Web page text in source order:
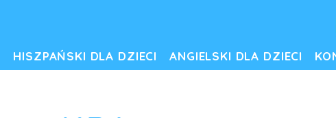
HISZPAŃSKI DLA DZIECI ANGIELSKI DLA DZIECI